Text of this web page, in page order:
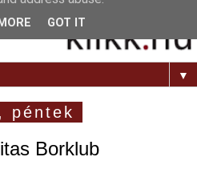
▼
péntek
Borklub
GOT IT